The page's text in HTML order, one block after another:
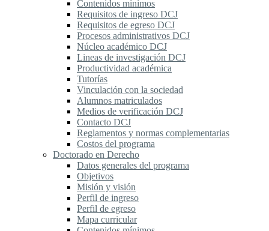
Contenidos mínimos
Requisitos de ingreso DCJ
Requisitos de egreso DCJ
Procesos administrativos DCJ
Núcleo académico DCJ
Lineas de investigación DCJ
Productividad académica
Tutorías
Vinculación con la sociedad
Alumnos matriculados
Medios de verificación DCJ
Contacto DCJ
Reglamentos y normas complementarias
Costos del programa
Doctorado en Derecho
Datos generales del programa
Objetivos
Misión y visión
Perfil de ingreso
Perfil de egreso
Mapa curricular